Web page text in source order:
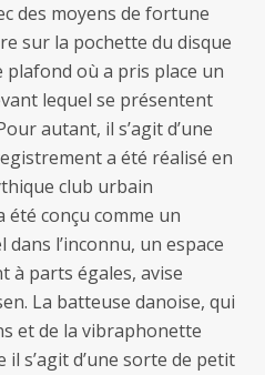
des moyens de fortune
sur la pochette du disque
plafond où a pris place un
lequel se présentent
autant, il s’agit d’une
a été réalisé en
club urbain
été conçu comme un
l’inconnu, un espace
à parts égales, avise
La batteuse danoise, qui
et de la vibraphonette
il s’agit d’une sorte de petit